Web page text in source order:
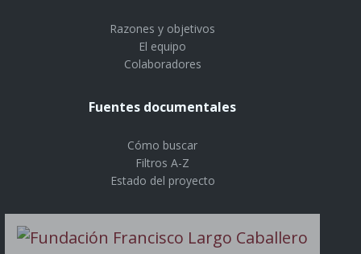
Razones y objetivos
El equipo
Colaboradores
Fuentes documentales
Cómo buscar
Filtros A-Z
Estado del proyecto